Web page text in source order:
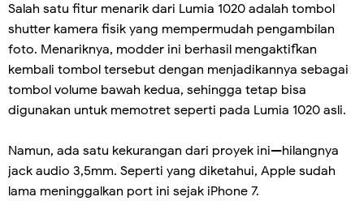
Salah satu fitur menarik dari Lumia 1020 adalah tombol
shutter kamera fisik yang mempermudah pengambilan
foto. Menariknya, modder ini berhasil mengaktifkan
kembali tombol tersebut dengan menjadikannya sebagai
tombol volume bawah kedua, sehingga tetap bisa
digunakan untuk memotret seperti pada Lumia 1020 asli.
Namun, ada satu kekurangan dari proyek ini—hilangnya
jack audio 3,5mm. Seperti yang diketahui, Apple sudah
lama meninggalkan port ini sejak iPhone 7.